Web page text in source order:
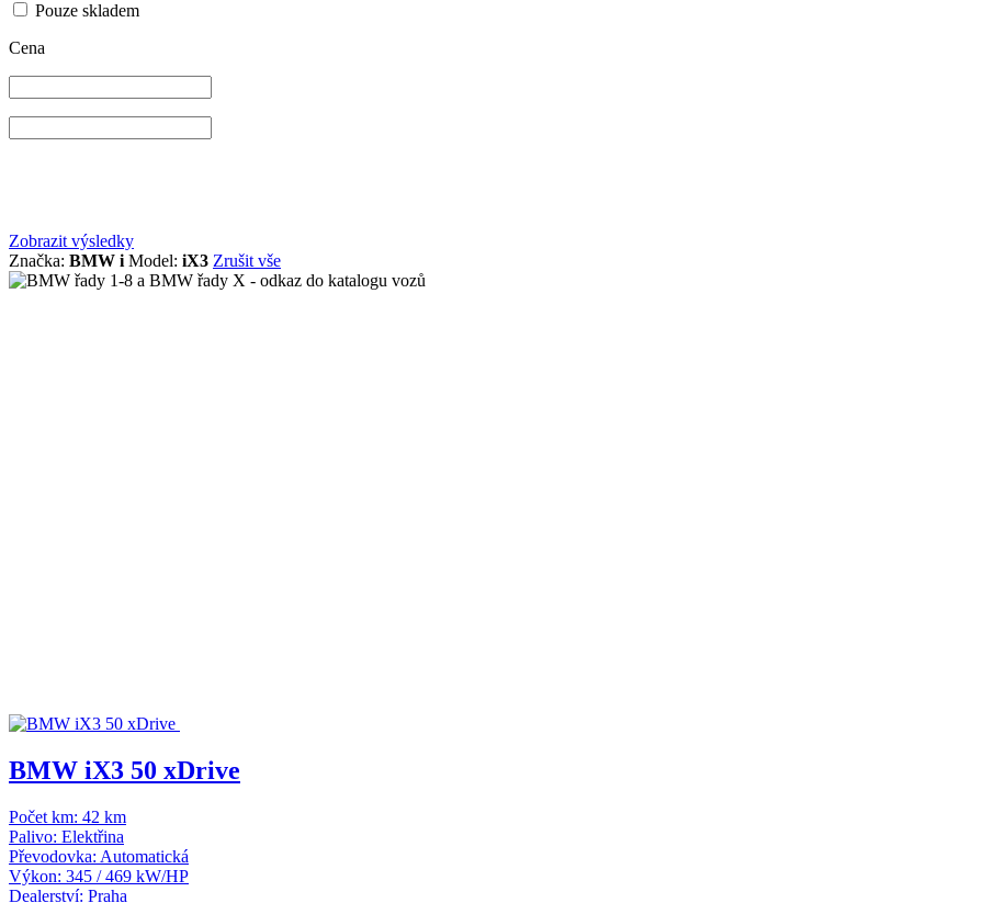
Pouze skladem
Cena
Zobrazit výsledky
Značka: BMW i Model: iX3 Zrušit vše
BMW iX3 50 xDrive
Počet km: 42 km
Palivo: Elektřina
Převodovka: Automatická
Výkon: 345 / 469 kW/HP
Dealerství: Praha